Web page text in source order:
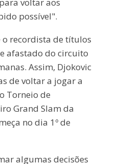
voltar aos
possível".
o recordista de títulos
afastado do circuito
Assim, Djokovic
de voltar a jogar a
Torneio de
Grand Slam da
no dia 1º de
algumas decisões